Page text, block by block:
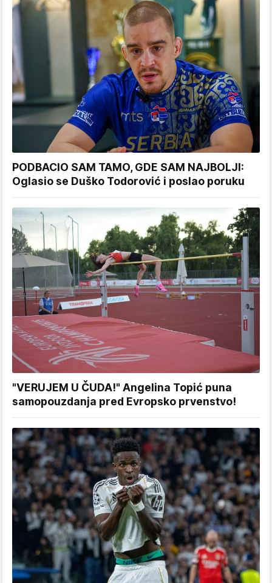
PODBACIO SAM TAMO, GDE SAM NAJBOLJI:
Oglasio se Duško Todorović i poslao poruku
"VERUJEM U ČUDA!" Angelina Topić puna
samopouzdanja pred Evropsko prvenstvo!